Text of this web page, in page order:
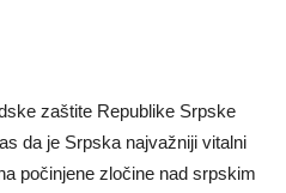
zaštite Republike Srpske
da je Srpska najvažniji vitalni
počinjene zločine nad srpskim